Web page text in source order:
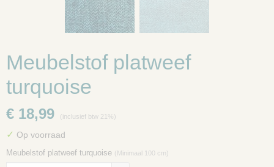
Meubelstof platweef
turquoise
€ 18,99 (inclusief btw 21%)
✓ Op voorraad
Meubelstof platweef turquoise (Minimaal 100 cm)
| KUSSENS OP MAAT